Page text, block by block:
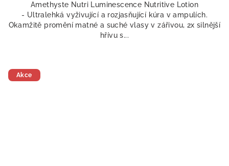
Amethyste Nutri Luminescence Nutritive Lotion
- Ultralehká vyživující a rozjasňující kúra v ampulích.
Okamžitě promění matné a suché vlasy v zářivou, 2x silnější
hřívu s...
Akce